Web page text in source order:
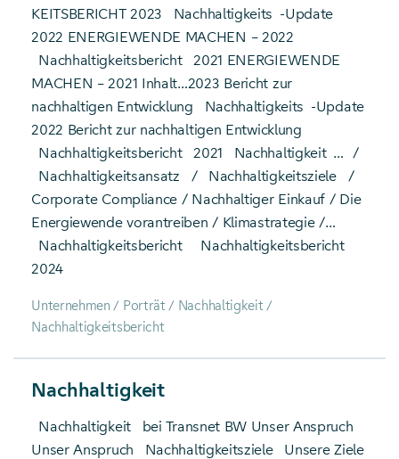
KEITS­BERICHT 2023
Nachhaltigkeits -Update
2022 ENERGIEWENDE MACHEN – 2022
Nachhaltigkeitsbericht
2021 ENERGIEWENDE
MACHEN – 2021 Inhalt…2023 Bericht zur
nachhaltigen Entwicklung
Nachhaltigkeits -Update
2022 Bericht zur nachhaltigen Entwicklung
Nachhaltigkeitsbericht
2021 Nachhaltigkeit … /
Nachhaltigkeitsansatz
/ Nachhaltigkeitsziele
/
Corporate Compliance / Nachhaltiger Einkauf / Die
Energiewende vorantreiben / Klimastrategie /…
Nachhaltigkeitsbericht
Nachhaltigkeitsbericht
2024
Unternehmen / Porträt / Nachhaltigkeit /
Nachhaltigkeitsbericht
Nachhaltigkeit
Nachhaltigkeit
bei Transnet BW Unser Anspruch
Unser Anspruch
Nachhaltigkeitsziele
Unsere Ziele